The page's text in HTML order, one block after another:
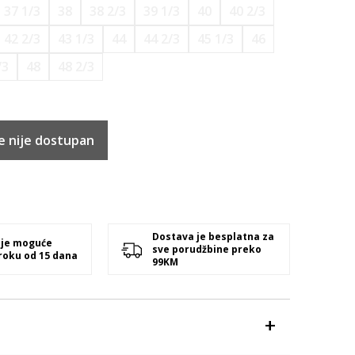
nije dostupan
moguće
od 15 dana
Dostava je besplatna za
sve porudžbine preko
99KM